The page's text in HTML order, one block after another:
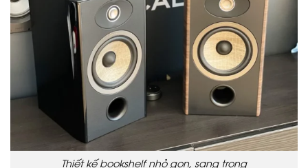
Thiết kế bookshelf nhỏ gọn, sang trọng